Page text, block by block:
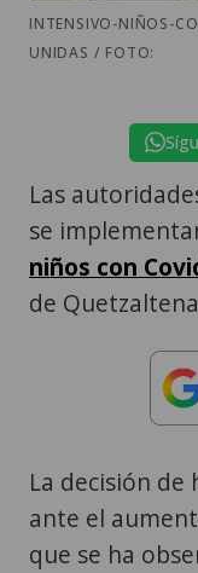
INTENSIVO-NIÑOS-
UNIDAS / FOTO:
Las
se
niños con
de
La decisión de
ante el
que se ha